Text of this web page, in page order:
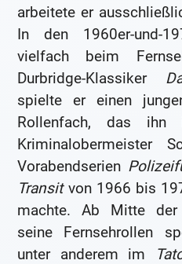
arbeitete er
In den 1960er-und-
vielfach beim
Durbridge-Klassiker
spielte er einen
Rollenfach, das
Kriminalobermeister
Vorabendserien
Transitvon 1966 bis
machte. Ab Mitte der
seine Fernsehrollen
unter anderem im